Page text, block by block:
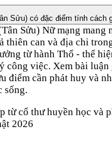
Sửu) có đặc điểm tính cách
Sửu) Nữ mạng mang
thiên can và địa chi
từ hành Thổ - thể
công việc. Xem bài
điểm cần phát huy và
sống.
từ cổ thư huyền học và
2026